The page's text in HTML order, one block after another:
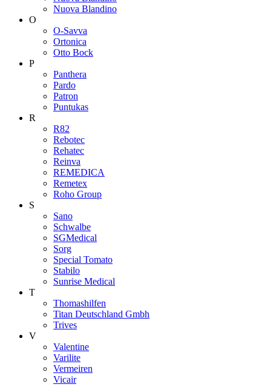
Nuova Blandino
O
O-Savva
Ortonica
Otto Bock
P
Panthera
Pardo
Patron
Puntukas
R
R82
Rebotec
Rehatec
Reinva
REMEDICA
Remetex
Roho Group
S
Sano
Schwalbe
SGMedical
Sorg
Special Tomato
Stabilo
Sunrise Medical
T
Thomashilfen
Titan Deutschland Gmbh
Trives
V
Valentine
Varilite
Vermeiren
Vicair